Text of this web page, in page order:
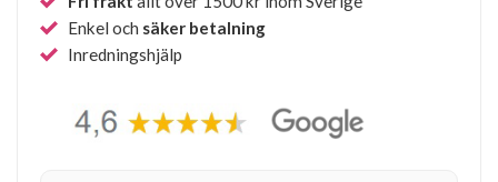
Enkel och säker betalning
Inredningshjälp